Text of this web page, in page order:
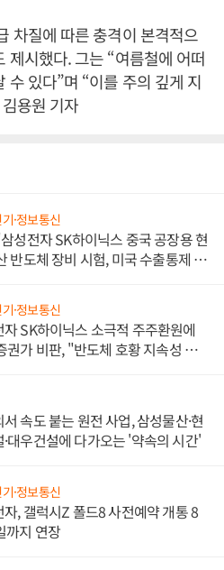
차질에 따른 충격이 본격적으
제시했다. 그는 “여름철에 어떠
수 있다”며 “이를 주의 깊게 지
용원 기자
·정보통신
성전자 SK하이닉스 중국 공장용 현
반도체 장비 시험, 미국 수출통제 대
·정보통신
SK하이닉스 소극적 주주환원에
권가 비판, "반도체 호황 지속성 의
속도 붙는 원전 사업, 삼성물산·현
대우건설에 다가오는 '약속의 시간'
·정보통신
자, 갤럭시Z 폴드8 사전예약 개통 8
까지 연장